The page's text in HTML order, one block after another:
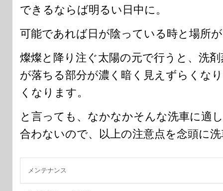
できるならば明るい日中に。
可能であれば日が陰っている時と場所
燦燦と降り注ぐ太陽の元で行うと、洗
が落ちる部分が濃く暗く見えずらくな
くなります。
と言っても、なかなかそんな洗車に適
合わないので、以上の注意点を念頭に
メンテナンス